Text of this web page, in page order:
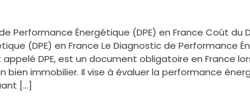
Performance Énergétique (DPE) en France Coût du
(DPE) en France Le Diagnostic de Performance
DPE, est un document obligatoire en France
bien immobilier. Il vise à évaluer la performance
[…]